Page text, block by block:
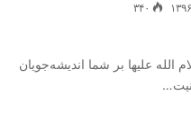
۳۴۰
علیها بر شما اندیشه‌جویان